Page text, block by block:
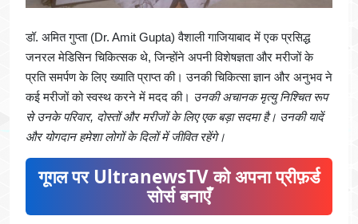
डॉ. अमित गुप्ता (Dr. Amit Gupta) वैशाली गाजियाबाद में एक प्रसिद्ध
जनरल मेडिसिन चिकित्सक थे, जिन्होंने अपनी विशेषज्ञता और मरीजों के
प्रति समर्पण के लिए ख्याति प्राप्त की। उनकी चिकित्सा ज्ञान और अनुभव ने
कई मरीजों को स्वस्थ करने में मदद की। उनकी अचानक मृत्यु निश्चित रूप
से उनके परिवार, दोस्तों और मरीजों के लिए एक बड़ा सदमा है। उनकी यादें
और योगदान हमेशा लोगों के दिलों में जीवित रहेंगे।
गूगल पर UltranewsTV को अपना प्रीफ़र्ड
सोर्स बनाएँ